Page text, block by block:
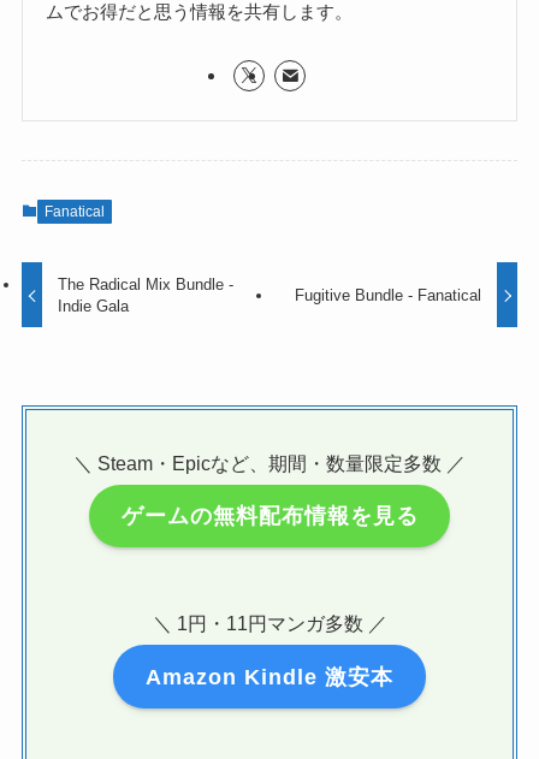
ムでお得だと思う情報を共有します。
Fanatical
The Radical Mix Bundle -
Indie Gala
Fugitive Bundle - Fanatical
＼ Steam・Epicなど、期間・数量限定多数 ／
ゲームの無料配布情報を見る
＼ 1円・11円マンガ多数 ／
Amazon Kindle 激安本